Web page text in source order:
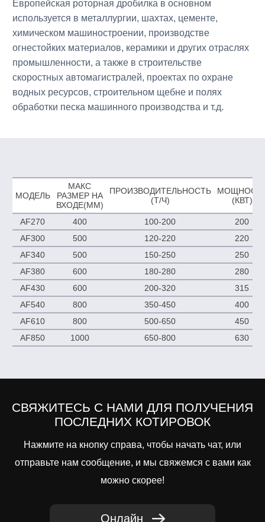
Европейская роторная дробилка в основном
используется в металлургии, шахтах, цементе,
химическом машиностроении, производстве
огнестойких материалов, керамики и других отраслях
промышленности, а также в строительстве
скоростных автомагистралей, проектах по охране
водных ресурсов, строительном щебне и полях
обработки песка машинного производства и т.д.
МОДЕЛЬ
МАКС
РАЗМЕР НА
ВХОДЕ(ММ)
ПРОИЗВОДИТЕЛЬНОСТЬ
(Т/Ч)
(КВТ)
AF270 400 100-200
200
AF300
500 120-220
220
AF340
500 150-250
250
AF380
600 180-280
280
AF430
600 200-320
315
AF540
800 350-450
400
AF610
800 500-650
450
AF850
1000 650-800 630
СВЯЖИТЕСЬ С НАМИ ДЛЯ ПОЛУЧЕНИЯ
ПОСЛЕДНИХ КОТИРОВОК
Нажмите на кнопку справа, чтобы начать чат, или
отправьте нам сообщение, и мы свяжемся с вами как
можно скорее!
Онлайн